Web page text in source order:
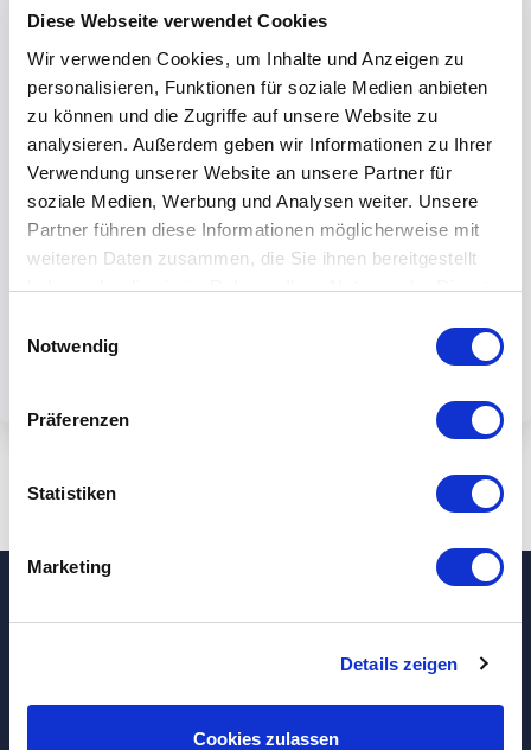
Diese Webseite verwendet Cookies
Wir verwenden Cookies, um Inhalte und Anzeigen zu
personalisieren, Funktionen für soziale Medien anbieten
zu können und die Zugriffe auf unsere Website zu
analysieren. Außerdem geben wir Informationen zu Ihrer
Verwendung unserer Website an unsere Partner für
soziale Medien, Werbung und Analysen weiter. Unsere
Partner führen diese Informationen möglicherweise mit
weiteren Daten zusammen, die Sie ihnen bereitgestellt
haben oder die sie im Rahmen Ihrer Nutzung der Dienste
Notwendig
Präferenzen
Statistiken
Marketing
Details zeigen
Cookies zulassen
By submiting the form, you accept our
privacy policy.
Dolphin IT-Systeme e.K.